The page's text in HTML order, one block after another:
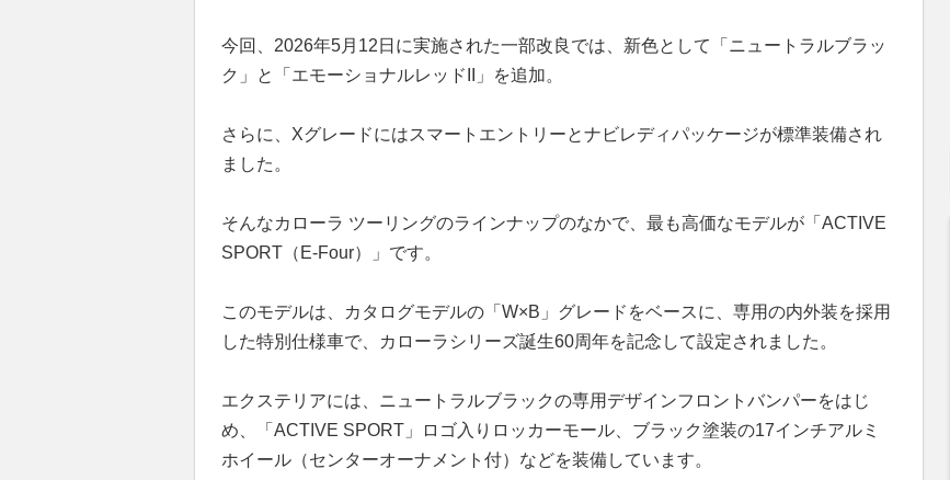
今回、2026年5月12日に実施された一部改良では、新色として「ニュートラルブラッ
ク」と「エモーショナルレッドII」を追加。
さらに、Xグレードにはスマートエントリーとナビレディパッケージが標準装備され
ました。
そんなカローラ ツーリングのラインナップのなかで、最も高価なモデルが「ACTIVE
SPORT（E-Four）」です。
このモデルは、カタログモデルの「W×B」グレードをベースに、専用の内外装を採用
した特別仕様車で、カローラシリーズ誕生60周年を記念して設定されました。
エクステリアには、ニュートラルブラックの専用デザインフロントバンパーをはじ
め、「ACTIVE SPORT」ロゴ入りロッカーモール、ブラック塗装の17インチアルミ
ホイール（センターオーナメント付）などを装備しています。